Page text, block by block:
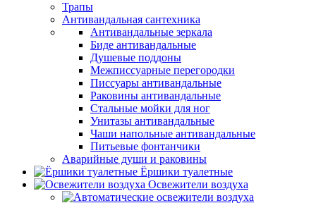
Трапы
Антивандальная сантехника
Антивандальные зеркала
Биде антивандальные
Душевые поддоны
Межписсуарные перегородки
Писсуары антивандальные
Раковины антивандальные
Стальные мойки для ног
Унитазы антивандальные
Чаши напольные антивандальные
Питьевые фонтанчики
Аварийные души и раковины
Ёршики туалетные
Освежители воздуха